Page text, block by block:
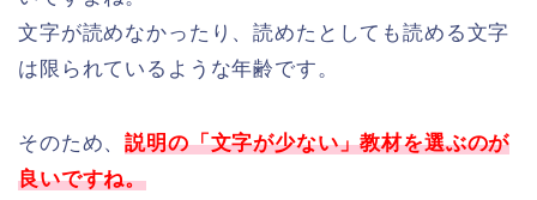
文字が読めなかったり、読めたとしても読める文字
は限られているような年齢です。
そのため、説明の「文字が少ない」教材を選ぶのが
良いですね。